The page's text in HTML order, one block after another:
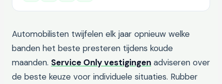
Automobilisten twijfelen elk jaar opnieuw welke
banden het beste presteren tijdens koude
maanden. Service Only vestigingen adviseren over
de beste keuze voor individuele situaties. Rubber